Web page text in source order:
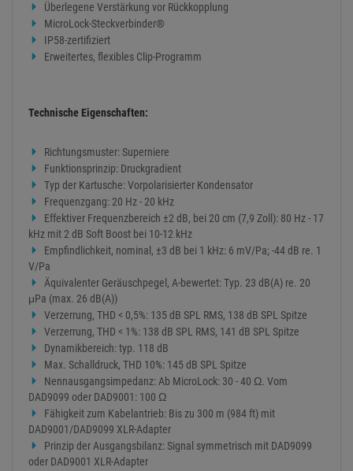
Überlegene Verstärkung vor Rückkopplung
MicroLock-Steckverbinder®
IP58-zertifiziert
Erweitertes, flexibles Clip-Programm
Technische Eigenschaften:
Richtungsmuster: Superniere
Funktionsprinzip: Druckgradient
Typ der Kartusche: Vorpolarisierter Kondensator
Frequenzgang: 20 Hz - 20 kHz
Effektiver Frequenzbereich ±2 dB, bei 20 cm (7,9 Zoll): 80 Hz - 17
kHz mit 2 dB Soft Boost bei 10-12 kHz
Empfindlichkeit, nominal, ±3 dB bei 1 kHz: 6 mV/Pa; -44 dB re. 1
V/Pa
Äquivalenter Geräuschpegel, A-bewertet: Typ. 23 dB(A) re. 20
μPa (max. 26 dB(A))
Verzerrung, THD < 0,5%: 135 dB SPL RMS, 138 dB SPL Spitze
Verzerrung, THD < 1%: 138 dB SPL RMS, 141 dB SPL Spitze
Dynamikbereich: typ. 118 dB
Max. Schalldruck, THD 10%: 145 dB SPL Spitze
Nennausgangsimpedanz: Ab MicroLock: 30 - 40 Ω. Vom
DAD9099 oder DAD9001: 100 Ω
Fähigkeit zum Kabelantrieb: Bis zu 300 m (984 ft) mit
DAD9001/DAD9099 XLR-Adapter
Prinzip der Ausgangsbilanz: Signal symmetrisch mit DAD9099
oder DAD9001 XLR-Adapter